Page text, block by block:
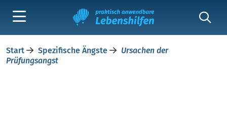
Start Spezifische Ängste
Ursachen der
Prüfungsangst